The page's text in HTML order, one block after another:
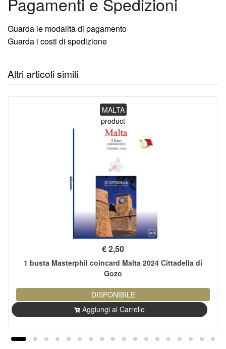
Guarda le modalità di pagamento
Guarda i costi di spedizione
Altri articoli simili
MALTA
product
€2,50
1 busta Masterphil coincard Malta 2024 Cittadella di
Gozo
DISPONIBILE
Aggiungi al Carrello